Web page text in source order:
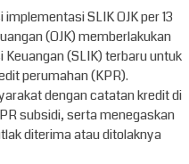
SLIK OJK per 13
(OJK) memberlakukan
(SLIK) terbaru untuk
perumahan (KPR).
dengan catatan kredit di
subsidi, serta menegaskan
diterima atau ditolaknya